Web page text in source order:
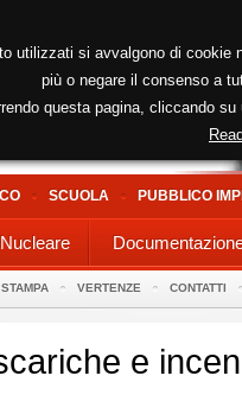
SCUOLA PUBBLICO
VERTENZE CONTATTI
e
utilizzati si avvalgono di
più o negare il consenso a
questa pagina, cliccando